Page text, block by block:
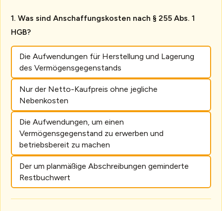
Was sind Anschaffungskosten nach § 255 Abs. 1
HGB?
Die Aufwendungen für Herstellung und Lagerung
des Vermögensgegenstands
Nur der Netto-Kaufpreis ohne jegliche
Nebenkosten
Die Aufwendungen, um einen
Vermögensgegenstand zu erwerben und
betriebsbereit zu machen
Der um planmäßige Abschreibungen geminderte
Restbuchwert